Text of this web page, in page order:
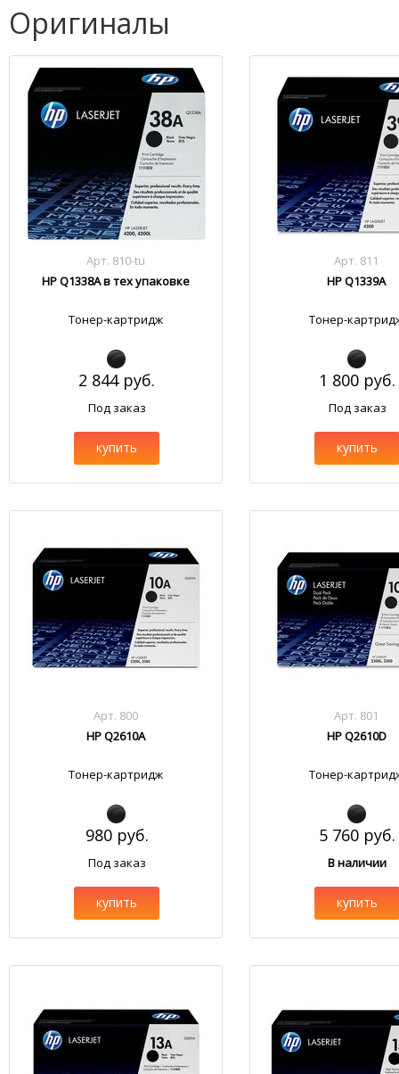
Оригиналы
Арт. 810-tu
HP Q1338A в тех упаковке
Тонер-картридж
2 844 руб.
Под заказ
купить
Арт. 811
HP Q1339A
Тонер-
1 800 руб.
Под заказ
купить
Арт. 800
HP Q2610A
Тонер-картридж
980 руб.
Под заказ
купить
Арт. 801
HP Q2610D
Тонер-
5 760 руб.
В наличии
купить